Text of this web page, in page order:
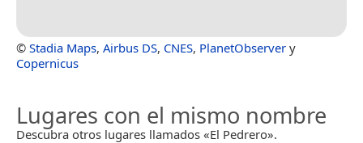
© Stadia Maps, Airbus DS, CNES, PlanetObserver y
Copernicus
Lugares con el mismo nombre
Descubra otros lugares llamados «El Pedrero».